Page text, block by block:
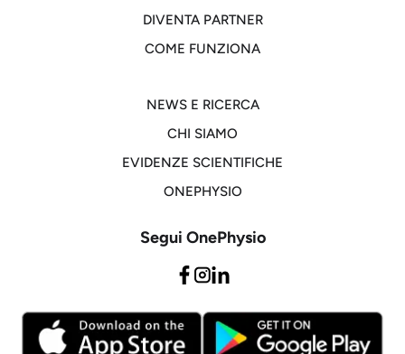
DIVENTA PARTNER
COME FUNZIONA
NEWS E RICERCA
CHI SIAMO
EVIDENZE SCIENTIFICHE
ONEPHYSIO
Segui OnePhysio